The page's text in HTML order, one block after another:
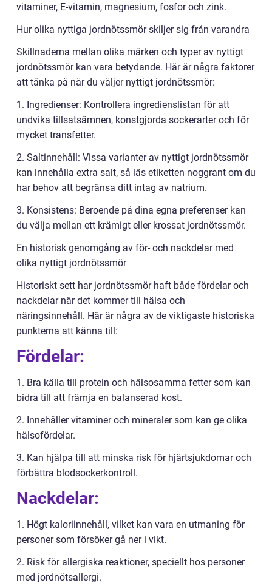
vitaminer, E-vitamin, magnesium, fosfor och zink.
Hur olika nyttiga jordnötssmör skiljer sig från varandra
Skillnaderna mellan olika märken och typer av nyttigt
jordnötssmör kan vara betydande. Här är några faktorer
att tänka på när du väljer nyttigt jordnötssmör:
1. Ingredienser: Kontrollera ingredienslistan för att
undvika tillsatsämnen, konstgjorda sockerarter och för
mycket transfetter.
2. Saltinnehåll: Vissa varianter av nyttigt jordnötssmör
kan innehålla extra salt, så läs etiketten noggrant om du
har behov att begränsa ditt intag av natrium.
3. Konsistens: Beroende på dina egna preferenser kan
du välja mellan ett krämigt eller krossat jordnötssmör.
En historisk genomgång av för- och nackdelar med
olika nyttigt jordnötssmör
Historiskt sett har jordnötssmör haft både fördelar och
nackdelar när det kommer till hälsa och
näringsinnehåll. Här är några av de viktigaste historiska
punkterna att känna till:
Fördelar:
1. Bra källa till protein och hälsosamma fetter som kan
bidra till att främja en balanserad kost.
2. Innehåller vitaminer och mineraler som kan ge olika
hälsofördelar.
3. Kan hjälpa till att minska risk för hjärtsjukdomar och
förbättra blodsockerkontroll.
Nackdelar:
1. Högt kaloriinnehåll, vilket kan vara en utmaning för
personer som försöker gå ner i vikt.
2. Risk för allergiska reaktioner, speciellt hos personer
med jordnötsallergi.